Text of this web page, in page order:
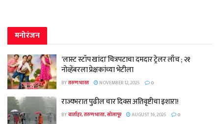
मनोरंजन
‘लास्ट स्टॉप खांदा’ चित्रपटाचा दमदार ट्रेलर लाँच ; २१
नोव्हेंबरला प्रेक्षकांच्या भेटीला
BYतरुण भारत NOVEMBER 12, 2025 0
राज्यभरात पुढील चार दिवस अतिवृष्टीचा इशारा!
BYवार्ताहर, तरुण भारत, सोलापूर AUGUST 16, 2025 0